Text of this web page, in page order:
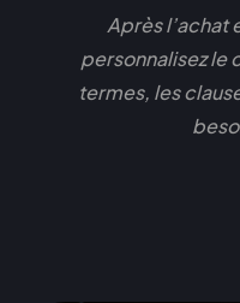
Après l’achat
personnalisez le
termes, les